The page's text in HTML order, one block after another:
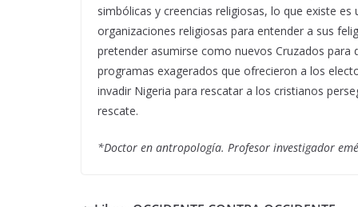
simbólicas y creencias religiosas, lo que existe
organizaciones religiosas para entender a sus
pretender asumirse como nuevos Cruzados para
programas exagerados que ofrecieron a los
invadir Nigeria para rescatar a los cristianos
rescate.
*Doctor en antropología. Profesor investigador